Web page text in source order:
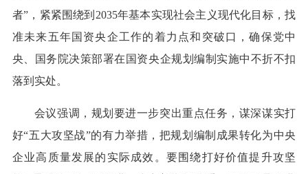
者”，紧紧围绕到2035年基本实现社会主义现代化目标，找
准未来五年国资央企工作的着力点和突破口，确保党中
央、国务院决策部署在国资央企规划编制实施中不折不扣
落到实处。
会议强调，规划要进一步突出重点任务，谋深谋实打
好“五大攻坚战”的有力举措，把规划编制成果转化为中央
企业高质量发展的实际成效。要围绕打好价值提升攻坚